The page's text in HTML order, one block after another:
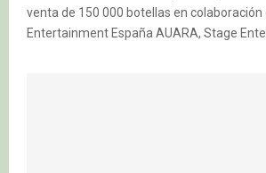
venta de 150 000 botellas en colaboración
Entertainment España AUARA, Stage